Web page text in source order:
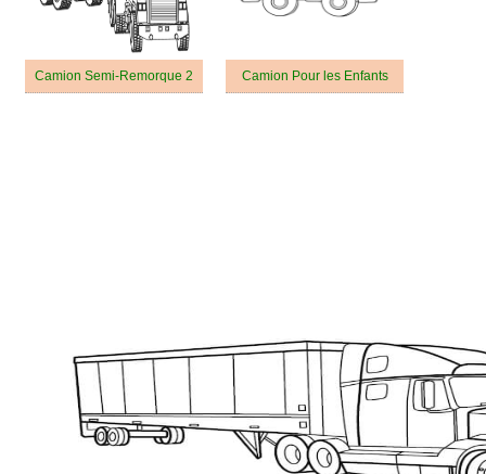
Camion Semi-Remorque 2 Camion Pour les Enfants